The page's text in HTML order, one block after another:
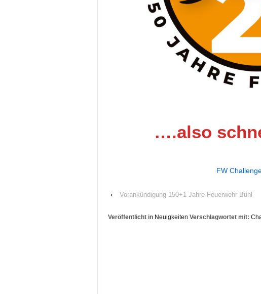
….also
FW
‹ Vorankündigung 150+1 Jahre Feuerwehr Bühl
Veröffentlicht in Neuigkeiten Verschlagwortet mit: